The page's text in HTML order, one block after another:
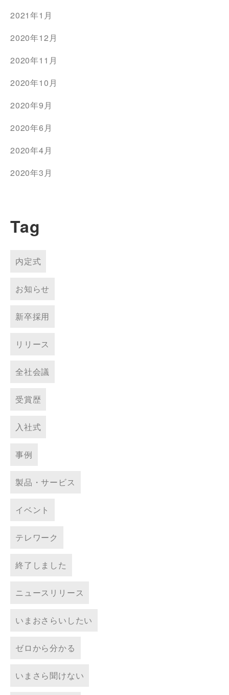
2021年1月
2020年12月
2020年11月
2020年10月
2020年9月
2020年6月
2020年4月
2020年3月
Tag
内定式
お知らせ
新卒採用
リリース
全社会議
受賞歴
入社式
事例
製品・サービス
イベント
テレワーク
終了しました
ニュースリリース
いまおさらいしたい
ゼロから分かる
いまさら聞けない